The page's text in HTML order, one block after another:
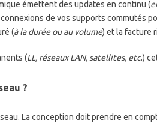
émettent des updates en continu (
de vos supports commutés
(à la durée ou au volume) et la facture
(LL, réseaux LAN, satellites, etc.)
?
La conception doit prendre en